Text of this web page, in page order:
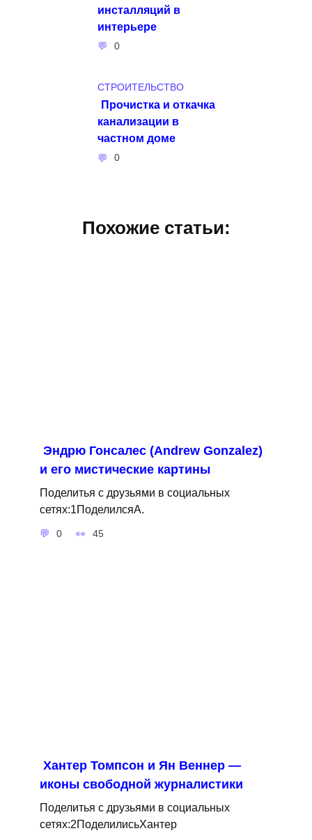
инсталляций в
интерьере
0
СТРОИТЕЛЬСТВО
Прочистка и откачка
канализации в
частном доме
0
Похожие статьи:
Эндрю Гонсалес (Andrew Gonzalez)
и его мистические картины
Поделитья с друзьями в социальных
сетях:1ПоделилсяA.
0 45
Хантер Томпсон и Ян Веннер —
иконы свободной журналистики
Поделитья с друзьями в социальных
сетях:2ПоделилисьХантер